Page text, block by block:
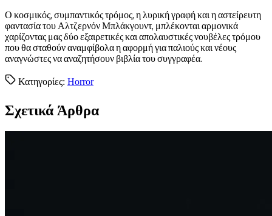
Ο κοσμικός, συμπαντικός τρόμος, η λυρική γραφή και η αστείρευτη
φαντασία του Αλτζερνόν Μπλάκγουντ, μπλέκονται αρμονικά
χαρίζοντας μας δύο εξαιρετικές και απολαυστικές νουβέλες τρόμου
που θα σταθούν αναμφίβολα η αφορμή για παλιούς και νέους
αναγνώστες να αναζητήσουν βιβλία του συγγραφέα.
Κατηγορίες: Horror
Σχετικά Άρθρα